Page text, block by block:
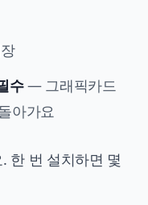
수— 그래픽카드
아가요
한 번 설치하면 몇